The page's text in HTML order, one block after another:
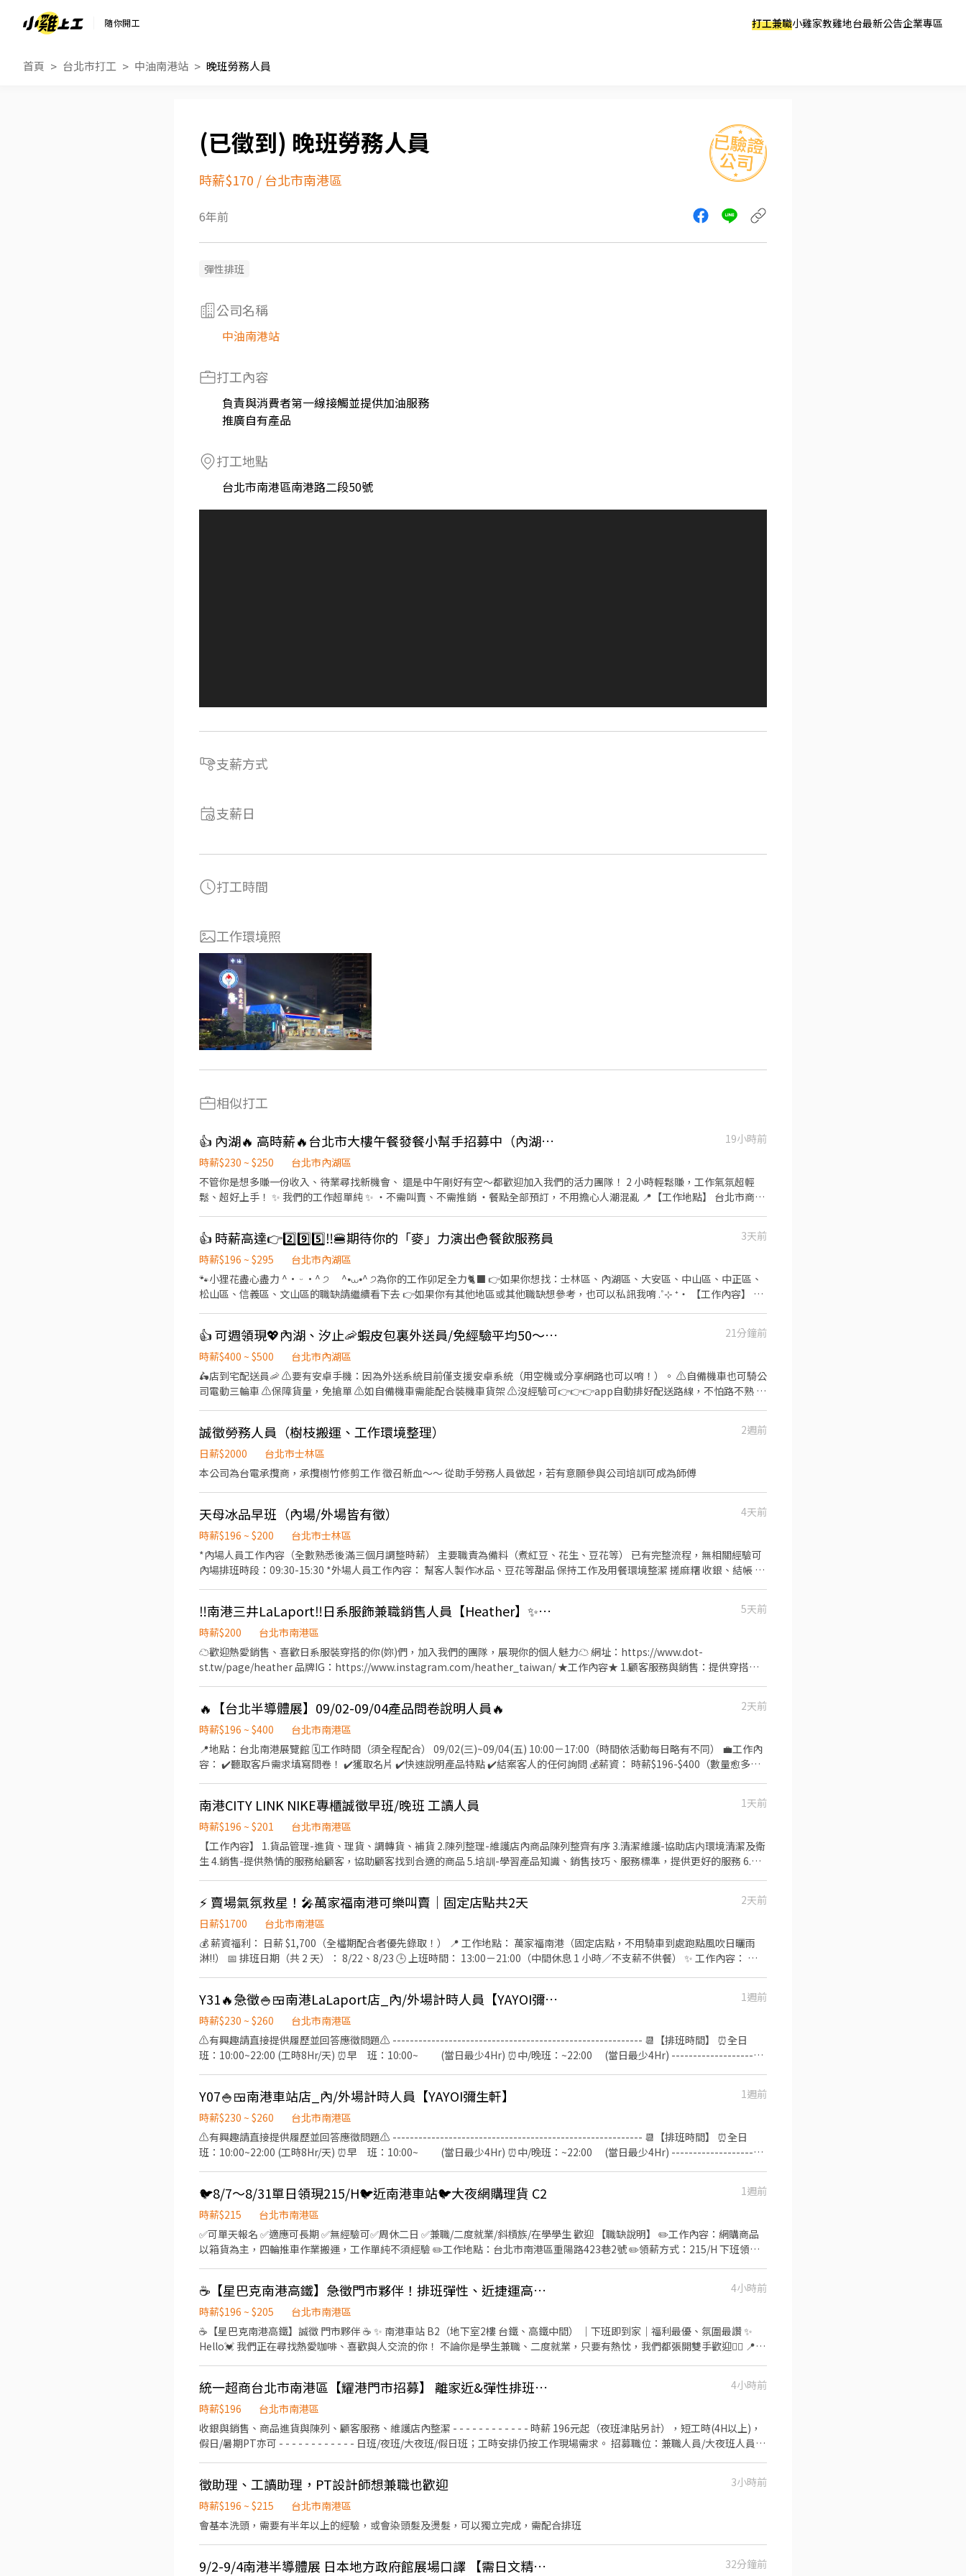
隨你開工 打工兼職小雞家教雞地台最新公告企業專區
首頁 台北市打工 中油南港站 晚班勞務人員
晚班勞務人員
時薪$170 / 台北市南港區
6年前
彈性排班
公司名稱
中油南港站
打工內容
負責與消費者第一線接觸並提供加油服務
推廣自有產品
打工地點
台北市南港區南港路二段50號
支薪方式
支薪日
打工時間
工作環境照
相似打工
👍 內湖🔥 高時薪🔥台北市大樓午餐發餐小幫手招募中（內湖）#高薪 #
19小時前
時薪$230 ~ $250
台北市內湖區
不管你是想多賺一份收入、待業尋找新機會、 還是中午剛好有空～都歡迎加入我們的活力團隊！ 2 小時輕鬆賺，工作氣氛超輕
鬆、超好上手！ ✨ 我們的工作超單純 ✨ ・不需叫賣、不需推銷 ・餐點全部預訂，不用擔心人潮混亂 📍【工作地點】 台北市商辦
紅就休，國定假日放假） 💰【全新升級！超狂薪資福利】 👉 「自己的薪水自己爭取，做越久領越多！」 基本高時薪： 起薪 215
元。 累積工時調薪（自動打怪升級制）： 累積滿 252 小時（約正常排班半年），時薪直接大躍進至 230 元！ 之後每再滿 252 小
時，時薪再加 5 元，最高可達時薪上限 240 元！ 超猛出勤獎金（當月最高直接加碼 2,000 元）： 為了公平起見，獎金依照「當
月總工作日」浮動計算，大月小月都不吃虧！ 達標第一階【出勤達當月工作日減 2 天】：發放獎金 500 元 達標第二階【當月工
作日全勤】：額外再發 1,500 元！ (💡 幫你算好啦：假設當月工作日 22 天，出勤達 20 天多拿 500 元；出勤滿 22 天，當月直接
多拿 2,000 元出勤獎金入袋！) 🍱 員工專屬優惠： 員工訂餐享 8 折優惠，午餐直接幫你省一筆！ 🎊 【限時加碼】3,000元久任獎
金： 只要在 6 月底前入職，且「平日穩定出勤」，期滿直接額外爽領 3,000 元！ 🧩【我們希望你是這樣】 ✔ 配合度高：必須能
「週一至週五」每天穩定排班出勤 🌟 ✔ 有餐飲或服務業經驗更棒 ✔ 不怕生、願意熱情招呼上班族 ✔ 反應快、口條清楚、細心、
有責任感 ✔ 身體健康、能穩定出勤、不亂請假 ⚠️ 臨時性、超短期、常無法到班者請勿試 想賺午餐小時光、又想和好團隊一起穩
穩賺錢嗎？ 那你就是我們要找的夥伴！🔥🙌 趕快投遞履歷吧！
👍 時薪高達👉2️⃣9️⃣5️⃣‼️🍔期待你的「麥」力演出🍟餐飲服務員
3天前
時薪$196 ~ $295
台北市內湖區
🐾小狸花盡心盡力 ^• ᵕ •^ ੭ ^⦁⩊⦁^ ੭為你的工作卯足全力🐈‍⬛ 👉如果你想找：士林區、內湖區、大安區、中山區、中正區、
松山區、信義區、文山區的職缺請繼續看下去 👉如果你有其他地區或其他職缺想參考，也可以私訊我唷 .˚⊹ ⁺‧ 【工作內容】 ‧⁺
店 .˚⊹ ⁺‧ 【薪資制度】 ‧⁺ ⊹˚. 💰 在上述時段內，時薪為 $ 225 ~ 240 🪙 若非以上時段，時薪為 $ 196 💰 過00:00 + $ 55 夜班津貼
.˚⊹ ⁺‧ 【 休假制度】 ‧⁺ ⊹˚. 📌 採排休制（無固定休） 🗓️ 周一至週日皆需排班 🚫 周六、周日可排休不可固定休 .˚⊹ ⁺‧ 【上班地
點】 ‧⁺ ⊹˚. 👉士林區 台北士林店📍台北市士林區中山北路五段602號 👉內湖區 台北西湖店📍台北市內湖區內湖路一段283號 台
北舊宗二店📍台北市內湖區舊宗路一段275號 👉大安區 羅斯福店📍台北市大安區羅斯福路二段45號 台北麟光店📍台北市大安區
和平東路三段406巷8號 台北復興二店📍台北市大安區復興南路二段273號 台北光復店📍台北市大安區光復南路286號 👉中山區
台北長春店📍台北市中山區長春路172號 台北南京五店📍台北市中山區南京東路三段210之1號 👉中正區 林森二店📍台北市中正
區林森南路1號 台北濟南店📍台北市中正區濟南路二段66號 台北館前店📍台北市中正區館前路8號 台北公園店📍台北市中正區公
📍台北市松山區民權東路三段128號 台北南京二店📍台北市松山區南京東路五段162號 台北南京六店📍台北市松山區南京東路四
段57號 👉信義區 忠孝四店📍台北市信義區忠孝東路五段522號 台北101店📍台北市信義區市府路45號 台北夢廣場店📍台北市信
義區松高路11號 👉文山區 台北興隆店📍台北市文山區興隆路三段54號 台北指南店📍台北市文山區指南路二段67號 台北木新店
📍台北市文山區木新路三段174號 台北動物園三店📍台北市文山區新光路二段30號 .˚⊹ ⁺‧ 【超級亮點】 ‧⁺ ⊹˚. 💼 勞保・勞退・
團保 ⛽ 汽機車油資補貼 🔧 汽機車修繕補貼 🤝 推薦好友獎金 $600/人 📆 國定假日上班享雙倍薪資💥 .˚⊹ ⁺‧ 【 想聯繫我】 ‧⁺ ⊹˚.
☝️ 點選【立即應徵】我會速度回覆你！ ✌️ 或加入 🅻🅸🅽🅴：https://lin.ee/8rsUSDv 🤟 留言「姓名＋電話＋截圖職缺」就能聯
繫上～ 若想參考其他職缺，可以到我的Threads，看更多更多的職缺喔♬ My Threads：tsaipei_ruby https://reurl.cc/7b2vad
別害羞❌別害怕❌找工作聯繫我⭕
👍 可週領現💖內湖、汐止🦐蝦皮包裏外送員/免經驗平均50～80K，公司車
21分鐘前
時薪$400 ~ $500
台北市內湖區
🛵店到宅配送員🦐 ⚠️要有安卓手機：因為外送系統目前僅支援安卓系統（用空機或分享網路也可以唷！）。 ⚠️自備機車也可騎公
司電動三輪車 ⚠️保障貨量，免搶單 ⚠️如自備機車需能配合裝機車貨架 ⚠️沒經驗可👉👉👉app自動排好配送路線，不怕路不熟 ⚠️
（穩定出勤）：$60,000 ~ $80,000 元 / 月 🔥 拼命努力送（挑戰極限）：$80,000 ~ $180,000 元 + 額外加碼獎金！
━━━━━━━━━━━━━━━━ ✅ 領薪彈性：每月15號準時發薪（可匯款/領現），亦可配合【每週領薪】，週週有錢花！
━━━━━━━━━━━━━━━━━ 📍 【熱門開缺地點 ── 趕快卡位】 ━━━━━━━━━━━━━━━━━ 台北市、新北
市各行政區皆有缺額（文山、林口、板橋、永和、中和、新店、三重、新莊、樹林、土城、淡水、信義、大同、萬華、松山、中
山、內湖...等） 點擊立即應徵，私訊告知小編你想送哪一區，馬上幫你保留就近站點！ ━━━━━━━━━━━━━━━━━ 📩
【火速卡位應徵流程】 ➊ 點擊填寫廠商制式履歷（1分鐘完成，快速安排送審）： 👉https://reurl.cc/V292KN 🔒 【隱私防線】
個資僅供廠商審核，敏感欄位（身分證/詳細地址）錄取前皆可先不填！ ➋加入留言： 👉https://lin.ee/OBnhVN5 私訊留下 ⌜姓
名+電話 +應徵蝦皮外送」💥
誠徵勞務人員（樹枝搬運、工作環境整理）
2週前
日薪$2000
台北市士林區
本公司為台電承攬商，承攬樹竹修剪工作 徵召新血～〜 從助手勞務人員做起，若有意願參與公司培訓可成為師傅
天母冰品早班（內場/外場皆有徵）
4天前
時薪$196 ~ $200
台北市士林區
*內場人員工作內容（全數熟悉後滿三個月調整時薪） 主要職責為備料（煮紅豆、花生、豆花等） 已有完整流程，無相關經驗可
內場排班時段：09:30-15:30 *外場人員工作內容： 幫客人製作冰品、豆花等甜品 保持工作及用餐環境整潔 搓麻糬 收銀、結帳 外
每月排班一次 *投遞履歷時請附上大致可排班的時間 *每月排班時數至少需50小時，假日至少4-5天 *休息時間：每四小時休息30
分鐘 • 工作地點 台北市士林區士東路200巷78號 . 長期員工福利 服務滿三個月享三節獎金 歡迎工讀、二度就業、兼差的夥伴加
入我們
‼️南港三井LaLaport‼️日系服飾兼職銷售人員【Heather】✨無經驗可
5天前
時薪$200
台北市南港區
☁歡迎熱愛銷售、喜歡日系服裝穿搭的你(妳)們，加入我們的團隊，展現你的個人魅力☁ 網址：https://www.dot-
st.tw/page/heather 品牌IG：https://www.instagram.com/heather_taiwan/ ★工作內容★ 1.顧客服務與銷售：提供穿搭建
📌無經驗可、工作需長時間走動久站、享員購優惠 ★排班需求★ 1.本職缺為長期兼職，需可配合排班 2.每週至少須配合假日班1
天 3.每週至少須排班3日(每月最低12天)，每日工作時數為6-8小時 📌每月實際排班時數視店鋪營運需求及個人安排而定 ★我們在
找這樣的你★ -喜歡服裝穿搭、流行事物 -具親和力、不害怕與人互動 -每週能配合排班20小時以上、假日能排班者尤佳。
🔥【台北半導體展】09/02-09/04產品問卷說明人員🔥
2天前
時薪$196 ~ $400
台北市南港區
📍地點：台北南港展覽館 🗓工作時間（須全程配合） 09/02(三)~09/04(五) 10:00－17:00（時間依活動每日略有不同） 💼工作內
容： ✔️聽取客戶需求填寫問卷！ ✔️獲取名片 ✔️快速說明產品特點 ✔️結案客人的任何詢問 💰薪資： 時薪$196-$400（數量愈多、
戶(不提供領現)，非中國信託帳戶銀行將自動扣除10元手續費 🔸需配合投保勞保，無法投保者請勿報名 📢立刻報名 搜尋芮可官
方賴：『@recjob』 並回覆以下訊息，將有專員與您聯繫 ------- 1. 場次：2026/09/02-09/04 台北半導體展 2. 應徵職務：展場
問卷說明員 3. 全名： 4. 出生年月日（西元）： 5. 手機號碼： 6. 09/02-09/04是否可以全程配合：是/否 7. 請簡述相關工作經驗：
8. （加分項）若有過往展場、活動工作的相關照片，歡迎提供 1-2 張參考
南港CITY LINK NIKE專櫃誠徵早班/晚班 工讀人員
1天前
時薪$196 ~ $201
台北市南港區
【工作內容】 1.貨品管理-進貨、理貨、調轉貨、補貨 2.陳列整理-維護店內商品陳列整齊有序 3.清潔維護-協助店内環境清潔及衛
生 4.銷售-提供熱情的服務給顧客，協助顧客找到合適的商品 5.培訓-學習產品知識、銷售技巧、服務標準，提供更好的服務 6.團
與國定假日、連續假期的排班制度，並可依店內需求安排全天班** 【需求條件】 1. 有相關零售服務經驗者佳、無經驗亦可 2. 對
零售服務有熱情、個性活潑喜愛與人接觸、能夠主動接近客戶提供服務。 3. 有責任感、且樂意學習、並能與店鋪夥伴建立良好關
係。
⚡ 賣場氣氛救星！🎤萬家福南港可樂叫賣｜固定店點共2天
2天前
日薪$1700
台北市南港區
💰 薪資福利： 日薪 $1,700（全檔期配合者優先錄取！） 📍 工作地點： 萬家福南港（固定店點，不用騎車到處跑點風吹日曬雨
淋!!） 📅 排班日期（共 2 天）： 8/22、8/23 🕒 上班時間： 13:00－21:00（中間休息 1 小時／不支薪不供餐） ✨ 工作內容： 熱
練，部分賣場需配合提早換證，不用擔心上手問題！) 可樂叫賣人員實體教育訓練 0814周五上午10點到可樂台北營業所報到， 地
址:台北市內湖區新湖一路95號5樓 (當天上課時間1小時左右，教育訓練出席會提供基本時薪$196，當天會依上班計算，也會做勞
保加保) ✅ 人員條件： 活潑大方，看到陌生人不會發抖。 嘴巴停不下來，願意主動開口介紹產品。 有賣場叫賣／銷售經驗者，或
可全時段配合者 ➡ 優先錄取！ ⭐
Y31🔥急徵🍚🍱南港LaLaport店_內/外場計時人員【YAYOI彌生軒】
1週前
時薪$230 ~ $260
台北市南港區
⚠️有興趣請直接提供履歷並回答應徵問題⚠️ ---------------------------------------------------------- 📆【排班時間】 ⏰全日
班：10:00~22:00 (工時8Hr/天) ⏰早 班：10:00~ (當日最少4Hr) ⏰中/晚班：~22:00 (當日最少4Hr) ----------------------
洗剝削切各種食材，烹飪前置備料作業 2. 各項定食及料理製作、出餐 3. 工作區域和設備的清潔以及保養 4. 訂貨、庫存控管學習 -
---------------------------------------------------------- ⭕️歡迎對餐飲服務有高度的熱忱，態度積極認真的在校生加入，配合各
大專院校學期、學年實習業務，可與學校簽訂相關合約。 ✅2026年1-2月、6-8月、12月期間限定特別津貼！計時人員每小時薪
資額外再加10元。 ✅每月工時達成獎勵，總工時達100小時以上發放500元或達150小時以上者發放1,000元。 ✅一天中能排班最
少4小時、每周最少須提供16-20小時排班。兩周排班一次，可彈性調整。 ✅假日能排班的兼職人員
Y07🍚🍱南港車站店_內/外場計時人員【YAYOI彌生軒】
1週前
時薪$230 ~ $260
台北市南港區
⚠️有興趣請直接提供履歷並回答應徵問題⚠️ ---------------------------------------------------------- 📆【排班時間】 ⏰全日
班：10:00~22:00 (工時8Hr/天) ⏰早 班：10:00~ (當日最少4Hr) ⏰中/晚班：~22:00 (當日最少4Hr) ----------------------
洗剝削切各種食材，烹飪前置備料作業 2. 各項定食及料理製作、出餐 3. 工作區域和設備的清潔以及保養 4. 訂貨、庫存控管學習 -
---------------------------------------------------------- ⭕️歡迎對餐飲服務有高度的熱忱，態度積極認真的在校生加入，配合各
大專院校學期、學年實習業務，可與學校簽訂相關合約。 ✅2026年1-2月、6-8月、12月期間限定特別津貼！計時人員每小時薪
資額外再加10元。 ✅每月工時達成獎勵，總工時達100小時以上發放500元或達150小時以上者發放1,000元。 ✅一天中能排班最
少4小時、每周最少須提供16-20小時排班。兩周排班一次，可彈性調整。 ✅假日能排班的兼職人員
🐦8/7～8/31單日領現215/H🐦近南港車站🐦大夜網購理貨 C2
1週前
時薪$215
台北市南港區
✅可單天報名 ✅適應可長期 ✅無經驗可✅周休二日 ✅兼職/二度就業/斜槓族/在學學生 歡迎 【職缺說明】 ✏️工作內容：網購商品
以箱貨為主，四輪推車作業搬運，工作單純不須經驗 ✏️工作地點：台北市南港區重陽路423巷2號 ✏️領薪方式：215/H 下班領現
https://lin.ee/jfRTCbq 或電洽阿樂專員0908615333
☕️【星巴克南港高鐵】急徵門市夥伴！排班彈性、近捷運高鐵、歡迎二度就業
4小時前
時薪$196 ~ $205
台北市南港區
☕️【星巴克南港高鐵】誠徵 門市夥伴 ☕️ ✨ 南港車站 B2（地下室2樓 台鐵、高鐵中間） ｜下班即到家｜福利最優、氛圍最讚 ✨
Hello💓 我們正在尋找熱愛咖啡、喜歡與人交流的你！ 不論你是學生兼職、二度就業，只要有熱忱，我們都張開雙手歡迎🙋‍♀️ 📍
平衡）： 每日工時 4-8 小時（超彈性！） 提前畫休：上課、出遊都好安排 ✈️ 配合門市營運需求，穩定有保障。 🎁 星巴克專屬心
動福利： ☕ 上班免費喝飲料（最幸福的時刻！） 📦 通過試用期，每月享有員工福利品。 💸 員工折扣、國定假日雙倍薪。 💰 季
達成目標獎金、年終獎金（辛苦有回饋！）。 🎓 兼職夥伴也有獎學金。 🏥 定期健檢、完善勞健團保、各項津貼。 📈 成長與未
來： 我們提供完善的教育訓練，就算沒經驗也不用擔心！更有透明的升遷制度，讓你的努力被看見。 ❤️ 夥伴氛圍融洽，大家一
起努力、一起成長！ 趕快按下投遞，加入我們的咖啡大家庭吧！☕️✨
統一超商台北市南港區【耀港門市招募】 離家近&彈性排班、歡迎二度就業/樂齡/兼職
4小時前
時薪$196
台北市南港區
收銀與銷售、商品進貨與陳列、顧客服務、維護店內整潔​ - - - - - - - - - - - -​ 時薪 196元起（夜班津貼另計），短工時(4H以上)，
假日/暑期PT亦可​ - - - - - - - - - - - -​ 日班/夜班/大夜班/假日班；工時安排仍按工作現場需求。​ 招募職位：兼職人員/大夜班人員
徵助理、工讀助理，PT設計師想兼職也歡迎
3小時前
時薪$196 ~ $215
台北市南港區
會基本洗頭，需要有半年以上的經驗，或會染頭髮及燙髮，可以獨立完成，需配合排班
9/2-9/4南港半導體展 日本地方政府館展場口譯 【需日文精通】 32分鐘前